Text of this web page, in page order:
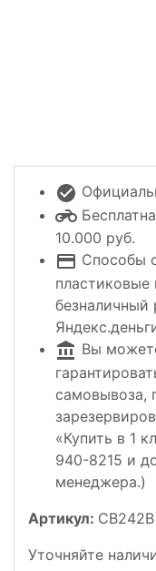
10.000 руб.
Способы
пластиковые
безналичный
Вы
самовывоза,
«Купить в 1
940-8215 и
менеджера.)
Артикул: CB242B
Уточняйте